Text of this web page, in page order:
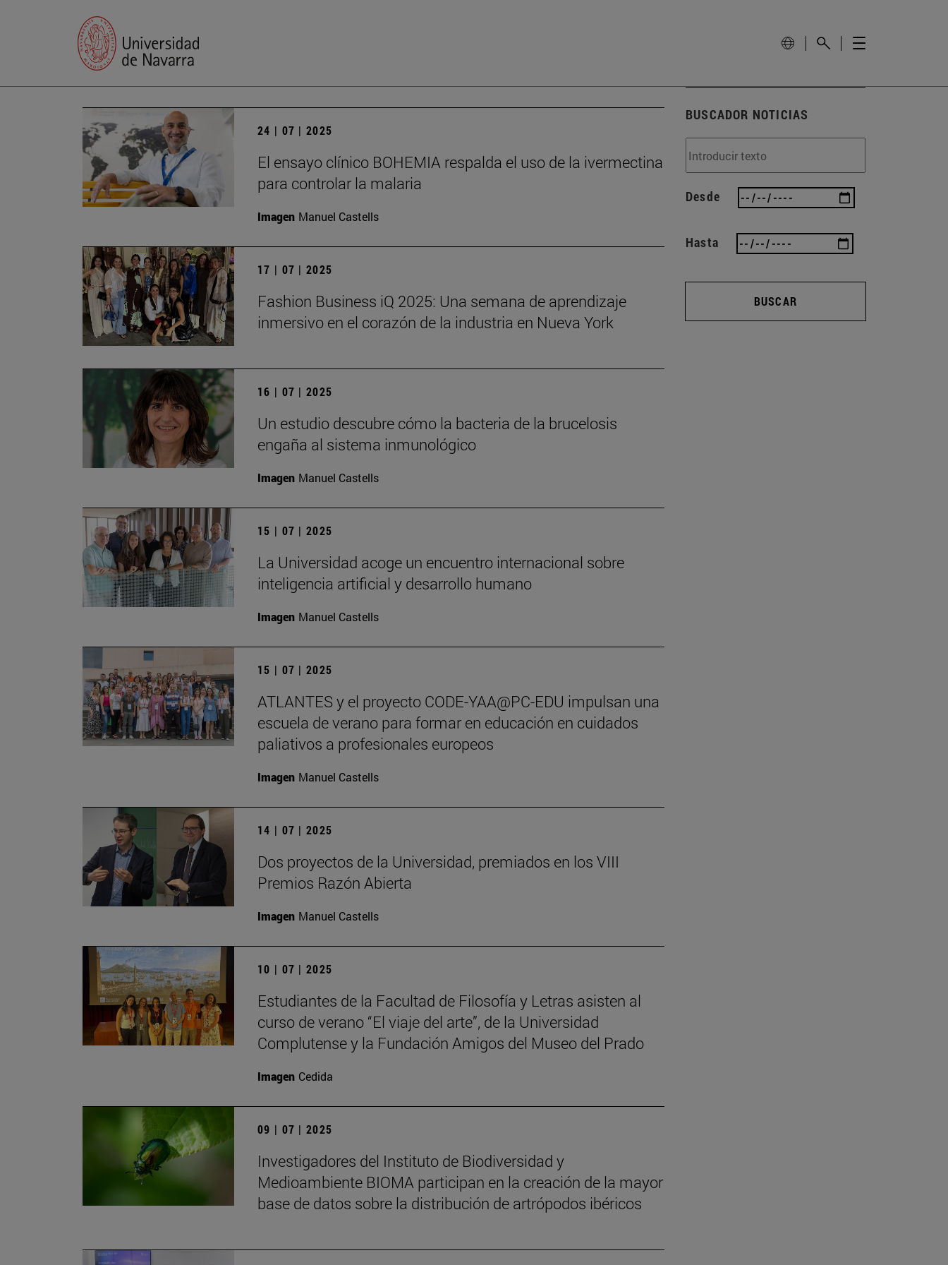
24 | 07 | 2025
El ensayo clínico BOHEMIA respalda el uso de la ivermectina
para controlar la malaria
Imagen Manuel Castells
17 | 07 | 2025
Fashion Business iQ 2025: Una semana de aprendizaje
inmersivo en el corazón de la industria en Nueva York
16 | 07 | 2025
Un estudio descubre cómo la bacteria de la brucelosis
engaña al sistema inmunológico
Imagen Manuel Castells
15 | 07 | 2025
La Universidad acoge un encuentro internacional sobre
inteligencia artificial y desarrollo humano
Imagen Manuel Castells
15 | 07 | 2025
ATLANTES y el proyecto CODE-YAA@PC-EDU impulsan una
escuela de verano para formar en educación en cuidados
paliativos a profesionales europeos
Imagen Manuel Castells
14 | 07 | 2025
Dos proyectos de la Universidad, premiados en los VIII
Premios Razón Abierta
Imagen Manuel Castells
10 | 07 | 2025
Estudiantes de la Facultad de Filosofía y Letras asisten al
curso de verano “El viaje del arte”, de la Universidad
Complutense y la Fundación Amigos del Museo del Prado
Imagen Cedida
09 | 07 | 2025
Investigadores del Instituto de Biodiversidad y
Medioambiente BIOMA participan en la creación de la mayor
base de datos sobre la distribución de artrópodos ibéricos
BUSCADOR NOTICIAS
Desde
Hasta
BUSCAR